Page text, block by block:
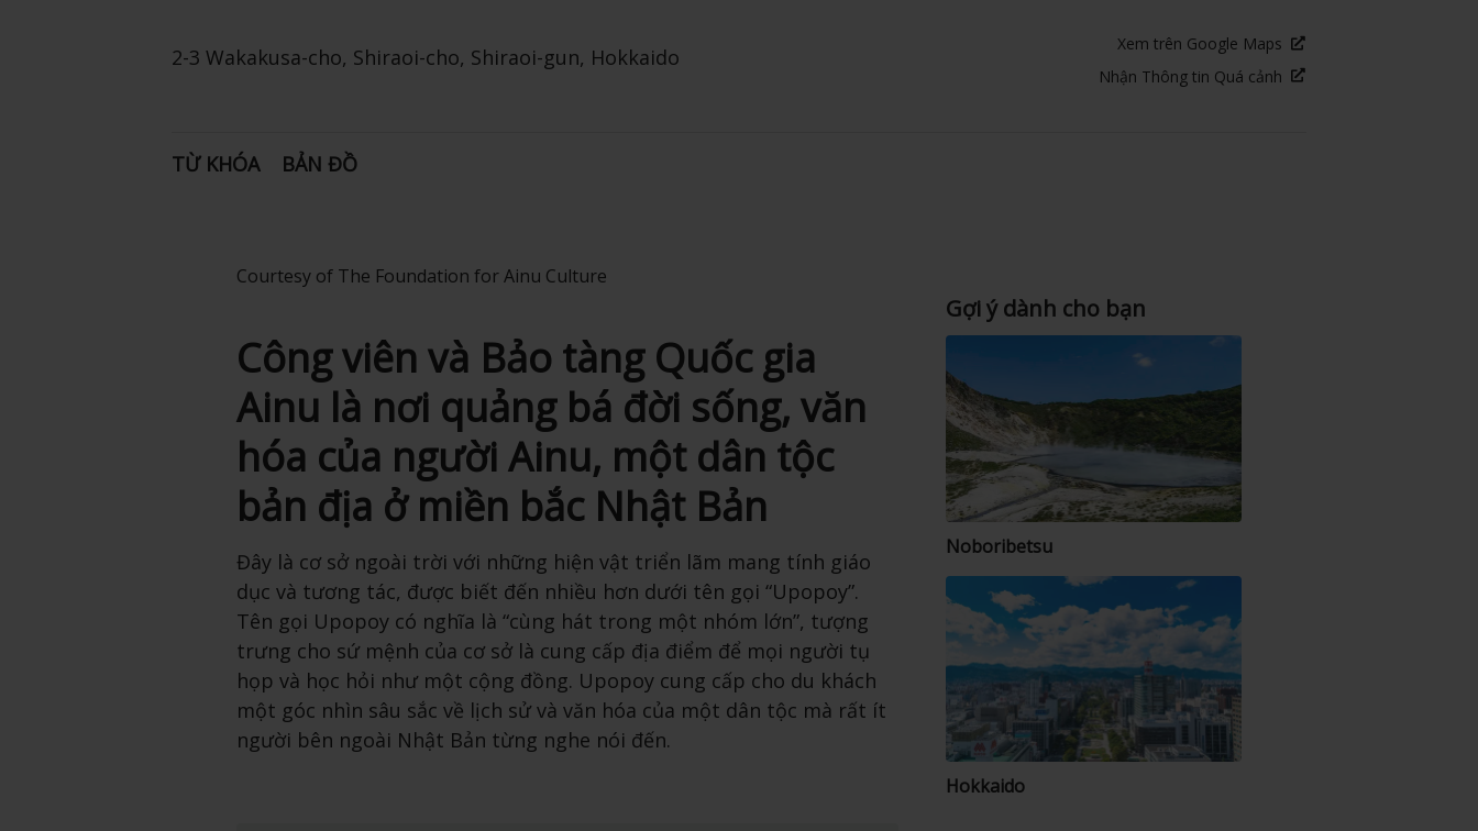
2-3 Wakakusa-cho, Shiraoi-cho, Shiraoi-gun, Hokkaido
Xem trên Google Maps
Nhận Thông tin Quá cảnh
TỪ KHÓA BẢN ĐỒ
Courtesy of The Foundation for Ainu Culture
Công viên và Bảo tàng Quốc gia
Ainu là nơi quảng bá đời sống, văn
hóa của người Ainu, một dân tộc
bản địa ở miền bắc Nhật Bản
Đây là cơ sở ngoài trời với những hiện vật triển lãm mang tính giáo
dục và tương tác, được biết đến nhiều hơn dưới tên gọi “Upopoy”.
Tên gọi Upopoy có nghĩa là “cùng hát trong một nhóm lớn”, tượng
trưng cho sứ mệnh của cơ sở là cung cấp địa điểm để mọi người tụ
họp và học hỏi như một cộng đồng. Upopoy cung cấp cho du khách
một góc nhìn sâu sắc về lịch sử và văn hóa của một dân tộc mà rất ít
người bên ngoài Nhật Bản từng nghe nói đến.
Gợi ý dành cho bạn
Noboribetsu
Hokkaido